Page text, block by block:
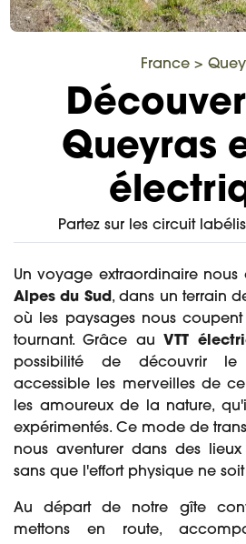
France>
Queyras
Partez sur les circuit
Un voyage extraordinaire
Alpes du Sud, dans un terrain
où les paysages nous
tournant. Grâce au VTT
possibilité de découvrir
accessible les merveilles de
les amoureux de la nature,
expérimentés. Ce mode de
nous aventurer dans des
sans que l'effort physique ne
Au départ de notre gîte
mettons en route,